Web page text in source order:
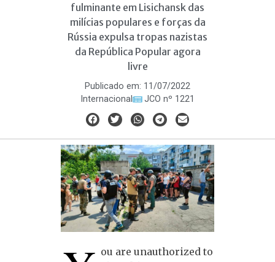
fulminante em Lisichansk das
milícias populares e forças da
Rússia expulsa tropas nazistas
da República Popular agora
livre
Publicado em: 11/07/2022
Internacional
JCO nº 1221
ou are unauthorized to